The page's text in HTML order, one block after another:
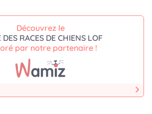
Découvrez le
DES RACES DE CHIENS LOF
par notre partenaire !